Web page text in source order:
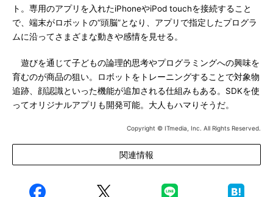
ト。専用のアプリを入れたiPhoneやiPod touchを接続すること
で、端末がロボットの“頭脳”となり、アプリで指定したプログラ
ムに沿ってさまざまな動きや感情を見せる。
遊びを通じて子どもの論理的思考やプログラミングへの興味を
育むのが商品の狙い。ロボットをトレーニングすることで対象物
追跡、顔認識といった機能が追加される仕組みもある。SDKを使
ってオリジナルアプリも開発可能。大人もハマりそうだ。
Copyright © ITmedia, Inc. All Rights Reserved.
関連情報